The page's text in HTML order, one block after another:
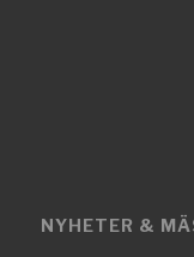
NYHETER &